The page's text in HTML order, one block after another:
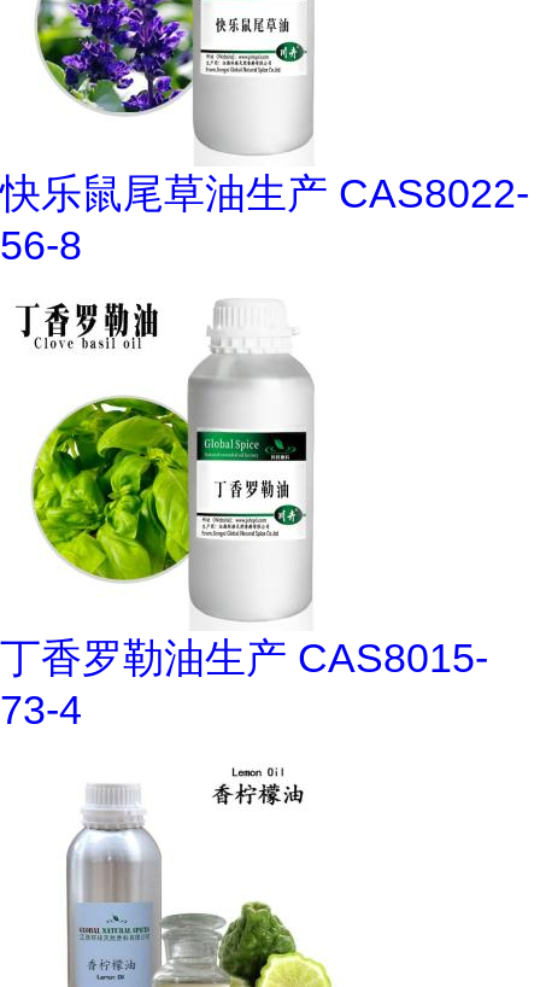
快乐鼠尾草油生产 CAS8022-
56-8
丁香罗勒油生产 CAS8015-
73-4